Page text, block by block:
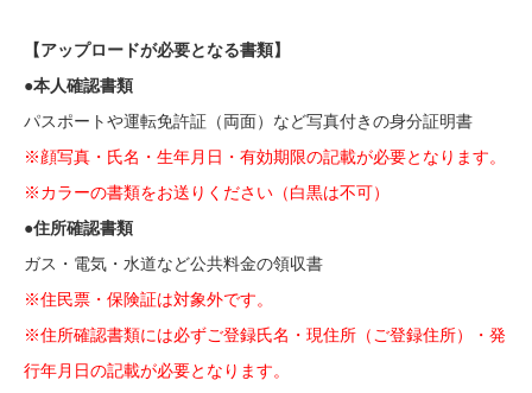
【アップロードが必要となる書類】
●本人確認書類
パスポートや運転免許証（両面）など写真付きの身分証明書
※顔写真・氏名・生年月日・有効期限の記載が必要となります。
※カラーの書類をお送りください（白黒は不可）
●住所確認書類
ガス・電気・水道など公共料金の領収書
※住民票・保険証は対象外です。
※住所確認書類には必ずご登録氏名・現住所（ご登録住所）・発
行年月日の記載が必要となります。